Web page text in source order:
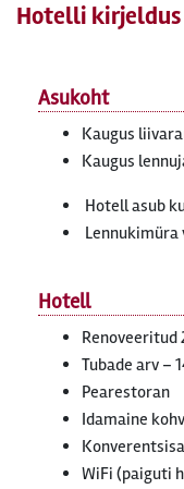
Hotelli kirjeldus
Asukoht
Kaugus
Kaugus
Hotell asub
Hotell
Renoveeritud
Tubade arv –
Pearestoran
Idamaine
WiFi (paiguti